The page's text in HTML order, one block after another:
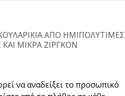
ΑΠΟ ΗΜΙΠΟΛΥΤΙΜΕΣ
ΜΙΚΡΑ ΖΙΡΓΚΟΝ
να αναδείξει το προσωπικό